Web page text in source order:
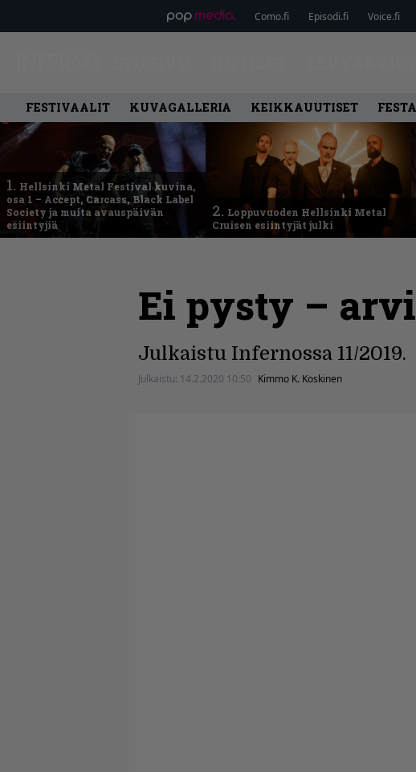
Como.fi Episodi.fi Voice.fi
FESTIVAALIT KUVAGALLERIA KEIKKAUUTISET
1. Hellsinki Metal Festival kuvina,
osa 1 – Accept, Carcass, Black Label
Society ja muita avauspäivän
esiintyjiä
2. Loppuvuoden Hellsinki Metal
Cruisen esiintyjät julki
Ei pysty –
Julkaistu Infernossa 11/2019.
Julkaistu: 14.2.2020 10:50 Kimmo K. Koskinen